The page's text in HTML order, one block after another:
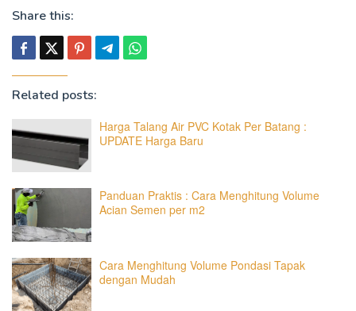
Share this:
Related posts:
Harga Talang Air PVC Kotak Per Batang :
UPDATE Harga Baru
Panduan Praktis : Cara Menghitung Volume
Acian Semen per m2
Cara Menghitung Volume Pondasi Tapak
dengan Mudah